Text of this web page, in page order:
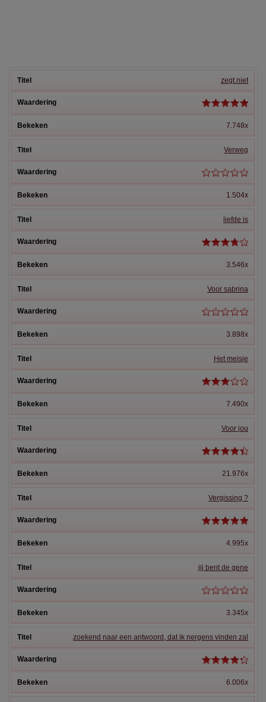
zegt niet
7.748x
Verweg
1.504x
liefde is
3.546x
Voor sabrina
3.898x
Het meisje
7.490x
Voor jou
21.976x
Vergissing ?
4.995x
jij bent de gene
3.345x
zoekend naar een antwoord, dat ik nergens vinden zal
6.006x